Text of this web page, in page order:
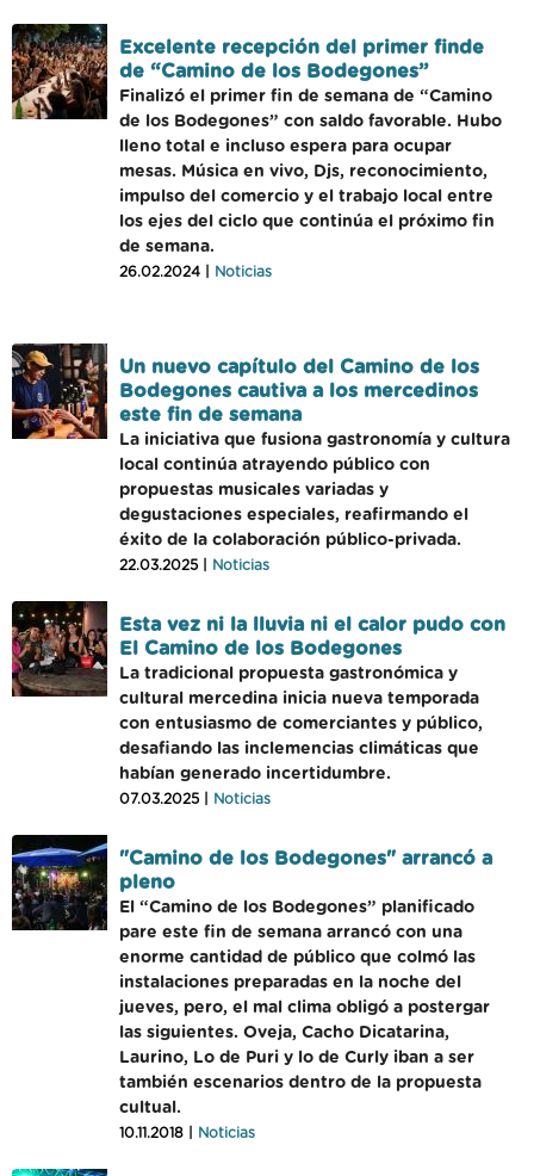
Excelente recepción del primer finde
de “Camino de los Bodegones”
Finalizó el primer fin de semana de “Camino
de los Bodegones” con saldo favorable. Hubo
lleno total e incluso espera para ocupar
mesas. Música en vivo, Djs, reconocimiento,
impulso del comercio y el trabajo local entre
los ejes del ciclo que continúa el próximo fin
de semana.
26.02.2024 | Noticias
Un nuevo capítulo del Camino de los
Bodegones cautiva a los mercedinos
este fin de semana
La iniciativa que fusiona gastronomía y cultura
local continúa atrayendo público con
propuestas musicales variadas y
degustaciones especiales, reafirmando el
éxito de la colaboración público-privada.
22.03.2025 | Noticias
Esta vez ni la lluvia ni el calor pudo con
El Camino de los Bodegones
La tradicional propuesta gastronómica y
cultural mercedina inicia nueva temporada
con entusiasmo de comerciantes y público,
desafiando las inclemencias climáticas que
habían generado incertidumbre.
07.03.2025 | Noticias
"Camino de los Bodegones" arrancó a
pleno
El “Camino de los Bodegones” planificado
pare este fin de semana arrancó con una
enorme cantidad de público que colmó las
instalaciones preparadas en la noche del
jueves, pero, el mal clima obligó a postergar
las siguientes. Oveja, Cacho Dicatarina,
Laurino, Lo de Puri y lo de Curly iban a ser
también escenarios dentro de la propuesta
cultual.
10.11.2018 | Noticias